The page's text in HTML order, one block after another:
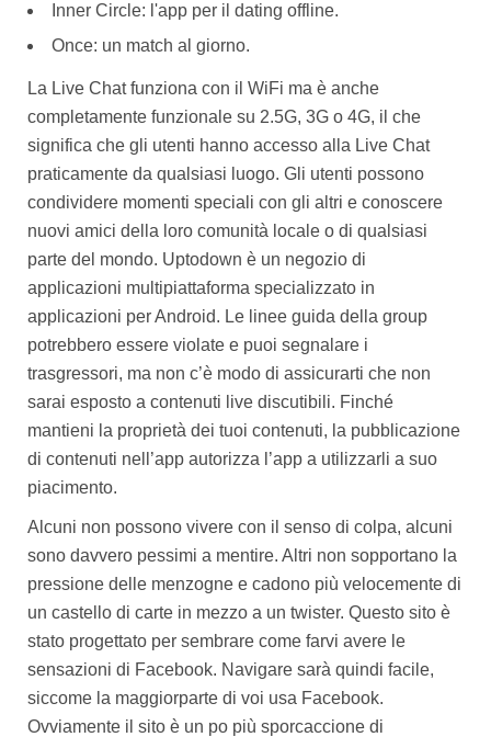
Inner Circle: l'app per il dating offline.
Once: un match al giorno.
La Live Chat funziona con il WiFi ma è anche
completamente funzionale su 2.5G, 3G o 4G, il che
significa che gli utenti hanno accesso alla Live Chat
praticamente da qualsiasi luogo. Gli utenti possono
condividere momenti speciali con gli altri e conoscere
nuovi amici della loro comunità locale o di qualsiasi
parte del mondo. Uptodown è un negozio di
applicazioni multipiattaforma specializzato in
applicazioni per Android. Le linee guida della group
potrebbero essere violate e puoi segnalare i
trasgressori, ma non c’è modo di assicurarti che non
sarai esposto a contenuti live discutibili. Finché
mantieni la proprietà dei tuoi contenuti, la pubblicazione
di contenuti nell’app autorizza l’app a utilizzarli a suo
piacimento.
Alcuni non possono vivere con il senso di colpa, alcuni
sono davvero pessimi a mentire. Altri non sopportano la
pressione delle menzogne e cadono più velocemente di
un castello di carte in mezzo a un twister. Questo sito è
stato progettato per sembrare come farvi avere le
sensazioni di Facebook. Navigare sarà quindi facile,
siccome la maggiorparte di voi usa Facebook.
Ovviamente il sito è un po più sporcaccione di